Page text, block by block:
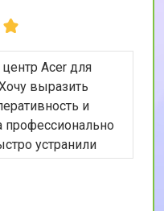
Acer для
выразить
и
профессионально
устранили
гарантия на
этот сервис
скорость